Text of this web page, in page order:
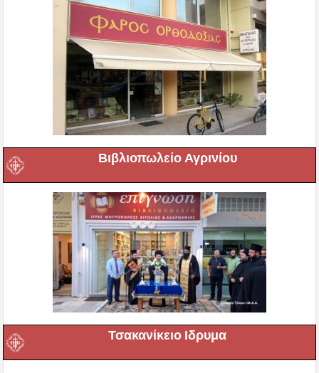
Βιβλιοπωλείο Αγρινίου
Τσακανίκειο Ιδρυμα